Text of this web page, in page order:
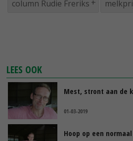
column Rudie Freriks
LEES OOK
Mest, stront aan de
01-03-2019
Hoop op een normaal